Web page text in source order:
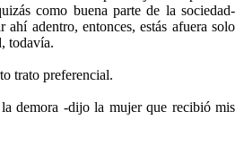
como buena parte de la sociedad-
ahí adentro, entonces, estás afuera solo
todavía.
trato preferencial.
demora -dijo la mujer que recibió mis